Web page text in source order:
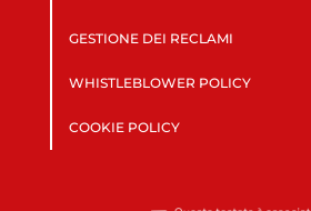
GESTIONE DEI RECLAMI
WHISTLEBLOWER POLICY
COOKIE POLICY